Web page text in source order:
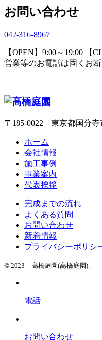
お問い合わせ
042-316-8967
【OPEN】9:00～19:00 【
営業等のお電話は固くお断
〒185-0022 東京都国分寺
ホーム
会社情報
施工事例
事業案内
代表挨拶
完成までの流れ
よくある質問
お問い合わせ
新着情報
プライバシーポリシ
© 2023 髙橋庭園(高橋庭園).
電話
お問い合わせ